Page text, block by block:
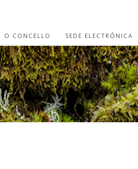
O CONCELLO SEDE ELECTRÓNICA